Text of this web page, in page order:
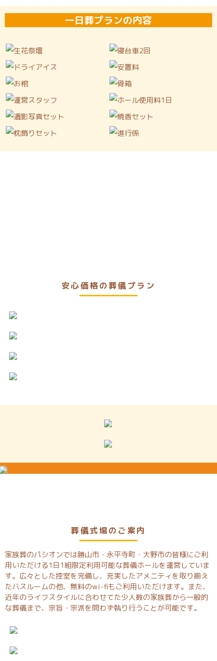
一日葬プランの内容
安心価格の葬儀プラン
葬儀式場のご案内
家族葬のパシオンでは勝山市・永平寺町・大野市の皆様にご利
用いただける1日1組限定利用可能な葬儀ホールを運営していま
す。広々とした控室を完備し、充実したアメニティを取り揃え
たバスルームの他、無料のwi-fiもご利用いただけます。また、
近年のライフスタイルに合わせてた少人数の家族葬から一般的
な葬儀まで、宗旨・宗派を問わず執り行うことが可能です。